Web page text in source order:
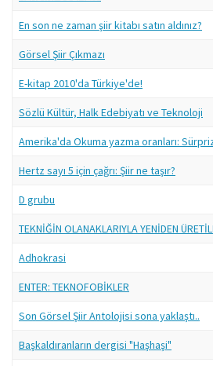
En son ne zaman şiir kitabı satın aldınız?
Görsel Şiir Çıkmazı
E-kitap 2010'da Türkiye'de!
Sözlü Kültür, Halk Edebiyatı ve Teknoloji
Amerika'da Okuma yazma oranları:
Hertz sayı 5 için çağrı: Şiir ne taşır?
D grubu
TEKNİĞİN OLANAKLARIYLA YENİDEN
Adhokrasi
ENTER: TEKNOFOBİKLER
Son Görsel Şiir Antolojisi sona yaklaştı..
Başkaldıranların dergisi "Haşhaşi"